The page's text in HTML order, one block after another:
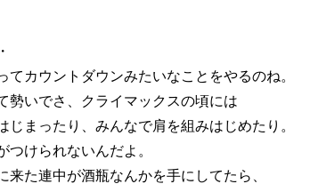
カウントダウンみたいなことをやるのね。
勢いでさ、クライマックスの頃には
まったり、みんなで肩を組みはじめたり。
けられないんだよ。
た連中が酒瓶なんかを手にしてたら、